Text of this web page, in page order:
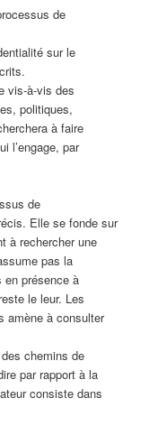
de
sur le
vis-à-vis des
politiques,
à faire
l’engage, par
de
Elle se fonde sur
à rechercher une
pas la
présence à
le leur. Les
amène à consulter
chemins de
par rapport à la
consiste dans